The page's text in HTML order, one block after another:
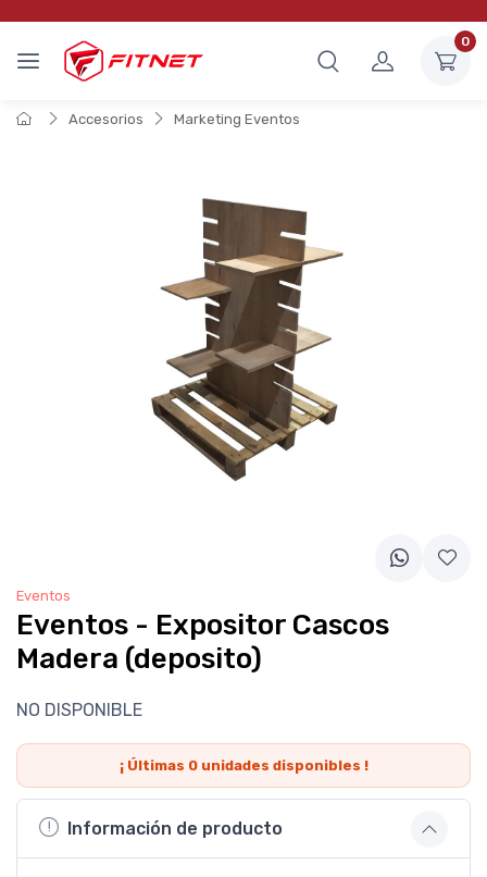
0
Accesorios Marketing Eventos
Eventos
Eventos - Expositor Cascos
Madera (deposito)
NO DISPONIBLE
¡ Últimas 0unidades disponibles !
Información de producto